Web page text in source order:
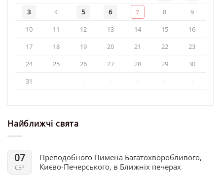
3
4 5 6 7 8
9
10
11 12 13 14 15
16
17
18 19 20 21 22
23
24
25 26 27 28 29
30
31
· · · · · ·
Найближчі свята
07
СЕР
Преподобного Пимена Багатохворобливого,
Києво-Печерського, в Ближніх печерах